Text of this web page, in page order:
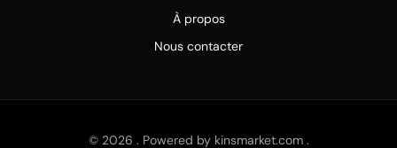
À propos
Nous contacter
© 2026 . Powered by kinsmarket.com .